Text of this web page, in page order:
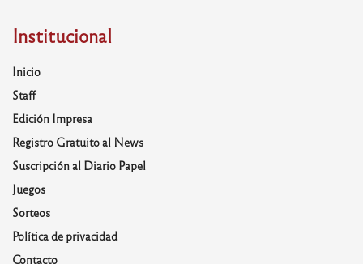
Institucional
Inicio
Staff
Edición Impresa
Registro Gratuito al News
Suscripción al Diario Papel
Juegos
Sorteos
Política de privacidad
Contacto